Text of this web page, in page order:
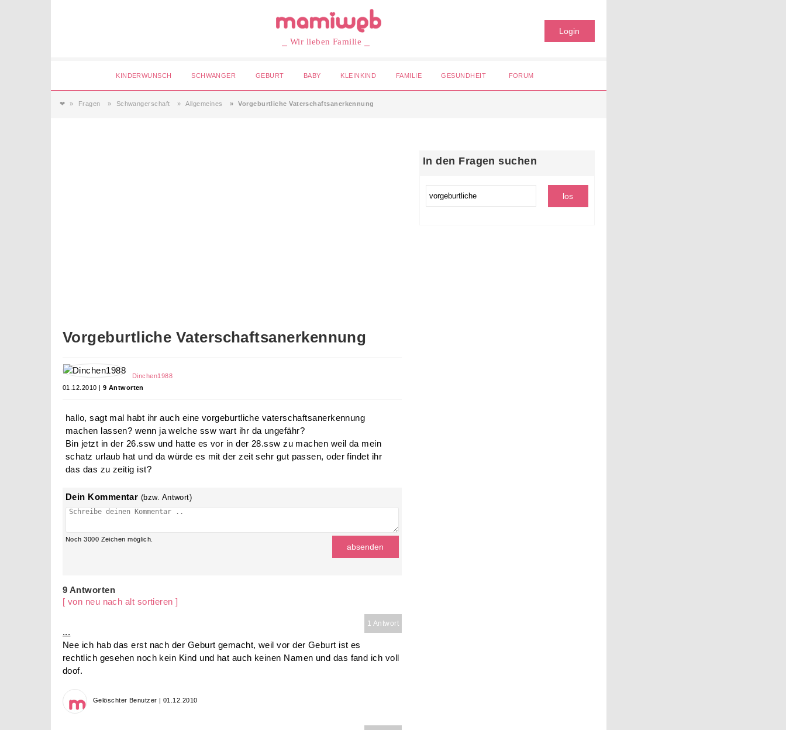
⎯ Wir lieben Familie ⎯
Login
KINDERWUNSCH SCHWANGER GEBURT BABY KLEINKIND FAMILIE GESUNDHEIT FORUM
❤ Fragen Schwangerschaft Allgemeines Vorgeburtliche Vaterschaftsanerkennung
Vorgeburtliche Vaterschaftsanerkennung
Dinchen1988
01.12.2010 | 9 Antworten
hallo, sagt mal habt ihr auch eine vorgeburtliche vaterschaftsanerkennung
machen lassen? wenn ja welche ssw wart ihr da ungefähr?
Bin jetzt in der 26.ssw und hatte es vor in der 28.ssw zu machen weil da mein
schatz urlaub hat und da würde es mit der zeit sehr gut passen, oder findet ihr
das das zu zeitig ist?
Dein Kommentar (bzw. Antwort)
Noch3000 Zeichen möglich.
9 Antworten
[ von neu nach alt sortieren ]
1 Antwort
...
Nee ich hab das erst nach der Geburt gemacht, weil vor der Geburt ist es
rechtlich gesehen noch kein Kind und hat auch keinen Namen und das fand ich voll
doof.
Gelöschter Benutzer | 01.12.2010
In den Fragen suchen